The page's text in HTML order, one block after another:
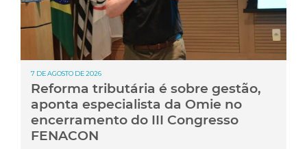
7 DE AGOSTO DE 2026
Reforma tributária é sobre gestão,
aponta especialista da Omie no
encerramento do III Congresso
FENACON